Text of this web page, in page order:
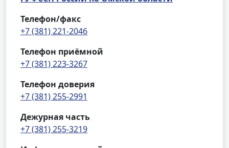
Телефон/факс
+7 (381) 221-2046
Телефон приёмной
+7 (381) 223-3267
Телефон доверия
+7 (381) 255-2991
Дежурная часть
+7 (381) 255-3219